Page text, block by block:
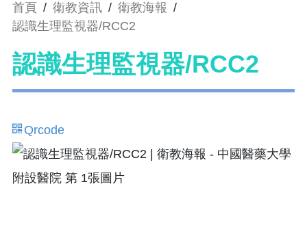
首頁 / 衛教資訊 / 衛教海報 /
認識生理監視器/RCC2
認識生理監視器/RCC2
Qrcode